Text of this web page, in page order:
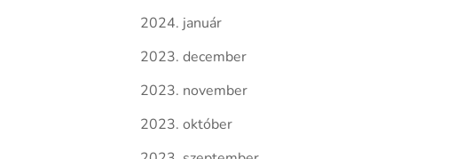
2024. január
2023. december
2023. november
2023. október